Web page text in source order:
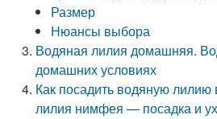
Размер
Нюансы выбора
Водяная лилия домашняя.
домашних условиях
Как посадить водяную
лилия нимфея — посадка и